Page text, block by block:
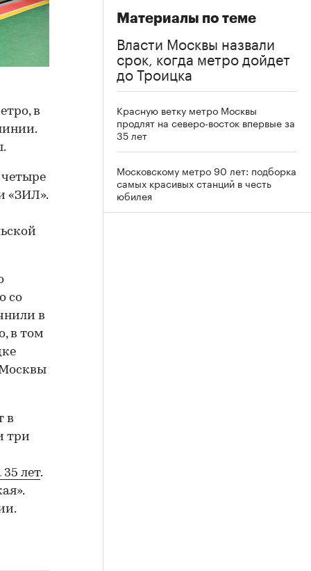
в
четыре
«ЗИЛ».
со
в
в том
в
три
лет.
Материалы по теме
Власти Москвы назвали
срок, когда метро дойдет
до Троицка
Красную ветку метро Москвы
продлят на северо-восток впервые за
35 лет
Московскому метро 90 лет: подборка
самых красивых станций в честь
юбилея